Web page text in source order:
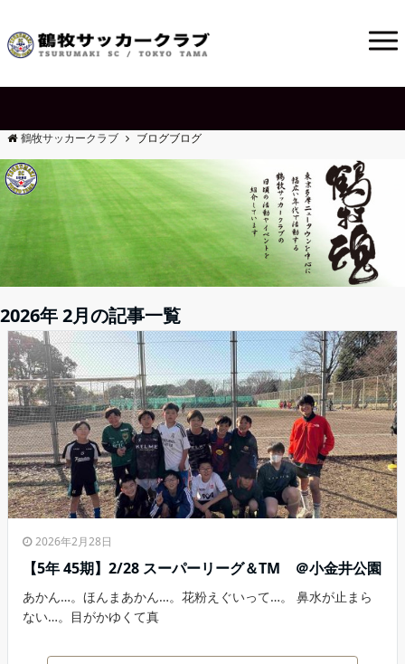
鶴牧サッカークラブ ブログブログ
2026年 2月の記事一覧
2026年2月28日
【5年 45期】2/28 スーパーリーグ＆TM ＠小金井公園
あかん…。ほんまあかん…。花粉えぐいって…。 鼻水が止まら
ない…。目がかゆくて真